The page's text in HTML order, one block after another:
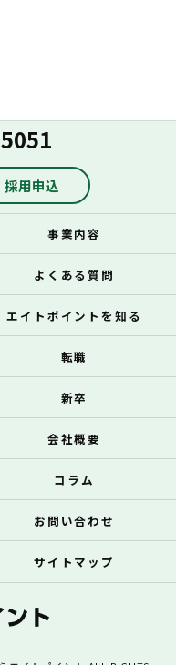
採用申込
事業内容
よくある質問
エイトポイントを知る
転職
新卒
会社概要
コラム
お問い合わせ
サイトマップ